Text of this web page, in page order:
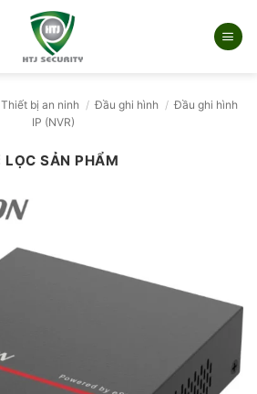
Thiết bị an ninh / Đầu ghi hình / Đầu ghi hình
IP (NVR)
LỌC SẢN PHẨM